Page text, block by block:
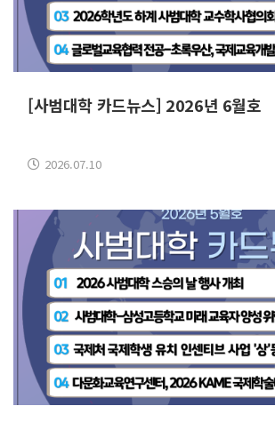
[사범대학 카드뉴스] 2026년 6월호
2026.07.10